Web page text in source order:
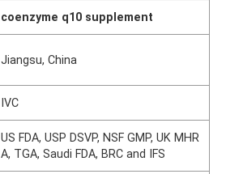
coenzyme q10 supplement
Jiangsu, China
IVC
US FDA, USP DSVP, NSF GMP, UK MHR
A, TGA, Saudi FDA, BRC and IFS